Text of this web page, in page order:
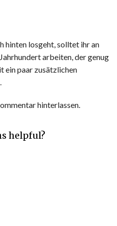
hinten losgeht, solltet ihr an
arbeiten, der genug
ein paar zusätzlichen
hinterlassen.
helpful?